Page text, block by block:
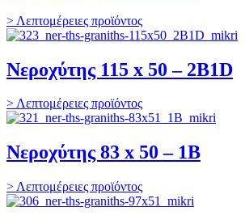
> Λεπτομέρειες προϊόντος
Νεροχύτης 115 x 50 – 2B1D
> Λεπτομέρειες προϊόντος
Νεροχύτης 83 x 50 – 1B
> Λεπτομέρειες προϊόντος